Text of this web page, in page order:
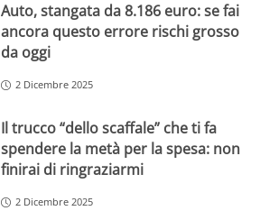
Auto, stangata da 8.186 euro: se fai
ancora questo errore rischi grosso
da oggi
2 Dicembre 2025
Il trucco “dello scaffale” che ti fa
spendere la metà per la spesa: non
finirai di ringraziarmi
2 Dicembre 2025